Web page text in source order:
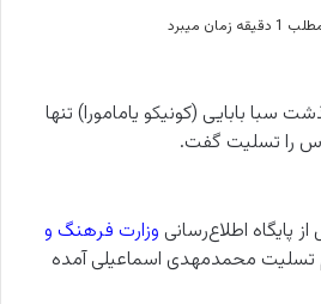
میبرد
سبا بابایی (کونیکو‌ یامامورا) تنها
را تسلیت گفت.
از پایگاه اطلاع‌رسانی وزارت فرهنگ و
تسلیت محمدمهدی اسماعیلی آمده